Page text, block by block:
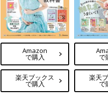
Amazon
で購入
楽天ブックス
で購入
で
楽天
で